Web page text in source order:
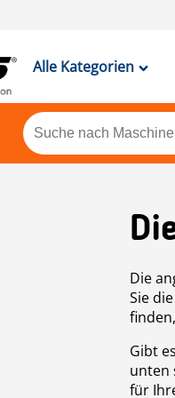
Alle Kategorien
Die
Sie
Gibt
unten
für